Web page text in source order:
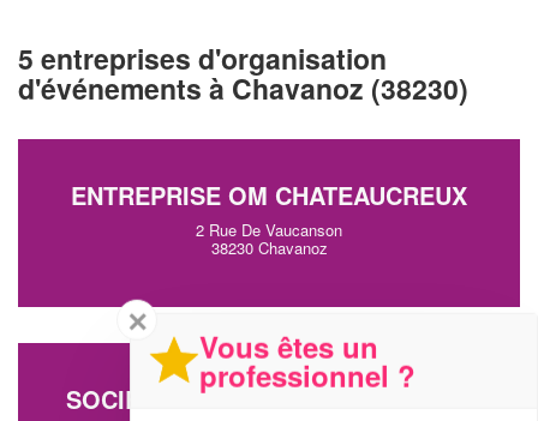
5 entreprises d'organisation
d'événements à Chavanoz (38230)
ENTREPRISE OM CHATEAUCREUX
2 Rue De Vaucanson
38230 Chavanoz
SOCIÉTÉ DOMAINE DES CHINTRES
✕
Vous êtes un
professionnel ?